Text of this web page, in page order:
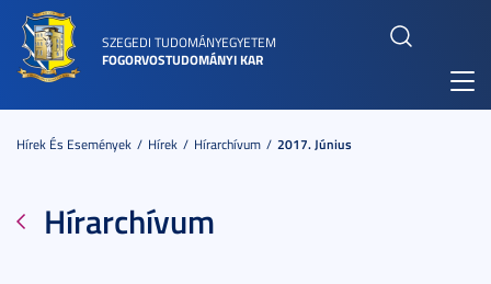
SZEGEDI TUDOMÁNYEGYETEM
FOGORVOSTUDOMÁNYI KAR
Hírek És Események Hírek Hírarchívum 2017. Június
Hírarchívum